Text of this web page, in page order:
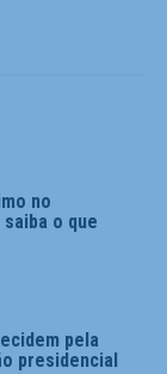
no
o que
pela
presidencial